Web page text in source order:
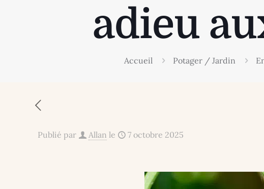
adieu
Accueil Potager / Jardin
Publié par Allan le 7 octobre 2025